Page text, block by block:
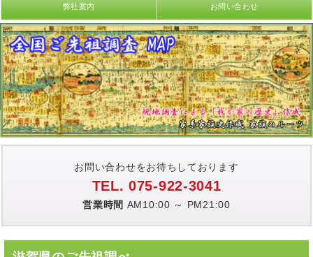
弊社案内 お問い合わせ
お問い合わせをお待ちしております
TEL. 075-922-3041
営業時間 AM10:00 ～ PM21:00